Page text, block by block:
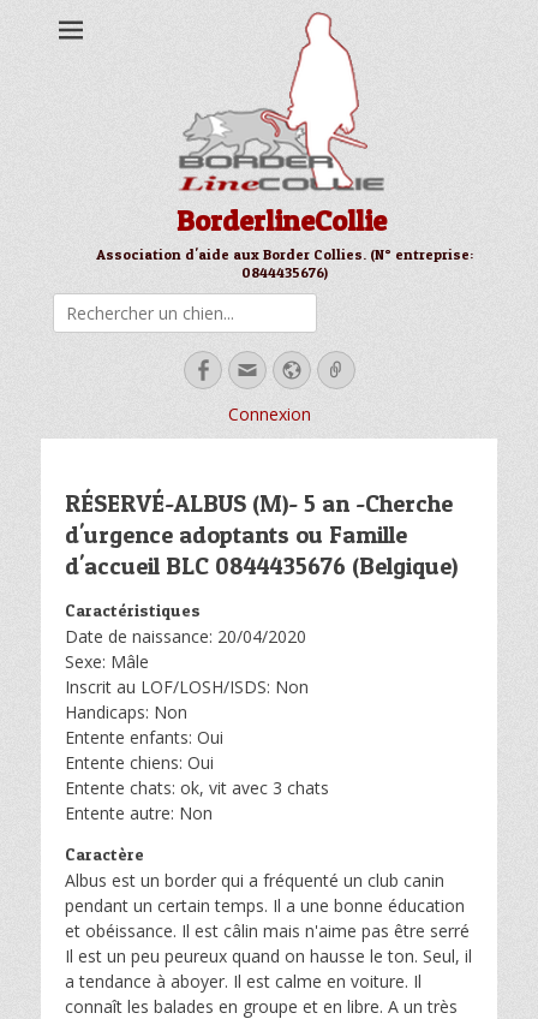
BorderlineCollie
Association d'aide aux Border Collies. (N° entreprise:
0844435676)
Facebook
EmailSite
web
Link
Connexion
RÉSERVÉ-ALBUS (M)- 5 an -Cherche
d'urgence adoptants ou Famille
d'accueil BLC 0844435676 (Belgique)
Caractéristiques
Date de naissance: 20/04/2020
Sexe: Mâle
Inscrit au LOF/LOSH/ISDS: Non
Handicaps: Non
Entente enfants: Oui
Entente chiens: Oui
Entente chats: ok, vit avec 3 chats
Entente autre: Non
Caractère
Albus est un border qui a fréquenté un club canin
pendant un certain temps. Il a une bonne éducation
et obéissance. Il est câlin mais n'aime pas être serré
Il est un peu peureux quand on hausse le ton. Seul, il
a tendance à aboyer. Il est calme en voiture. Il
connaît les balades en groupe et en libre. A un très